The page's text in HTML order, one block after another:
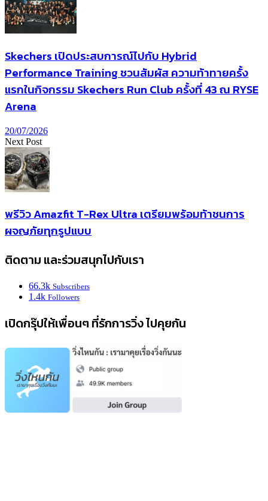
Skechers เปิดประสบการณ์ไปกับ Hybrid
Performance Training ชวนสัมผัส ความท้าทายครั้ง
แรกในกิจกรรม Skechers Run Club ครั้งที่ 43 ณ RYSE
Arena
20/07/2026
Next Post
พรีวิว Amazfit T-Rex Ultra เตรียมพร้อมท้าชนการ
ผจญภัยทุกรูปแบบ
ติดตาม และร่วมสนุกไปกับเรา
66.3k Subscribers
1.4k Followers
เปิดกรุ๊ปให้เพื่อนๆ ที่รักการวิ่ง ไปคุยกัน